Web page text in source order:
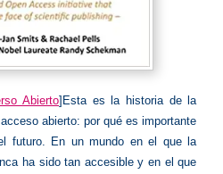
Abierto]Esta es la historia de la
abierto: por qué es importante
futuro. En un mundo en el que la
ha sido tan accesible y en el que